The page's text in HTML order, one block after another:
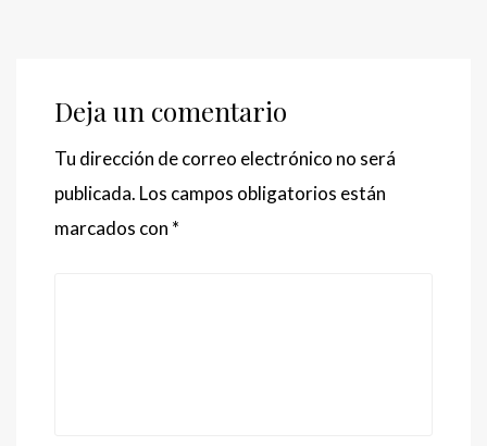
Deja un comentario
Tu dirección de correo electrónico no será
publicada. Los campos obligatorios están
marcados con *